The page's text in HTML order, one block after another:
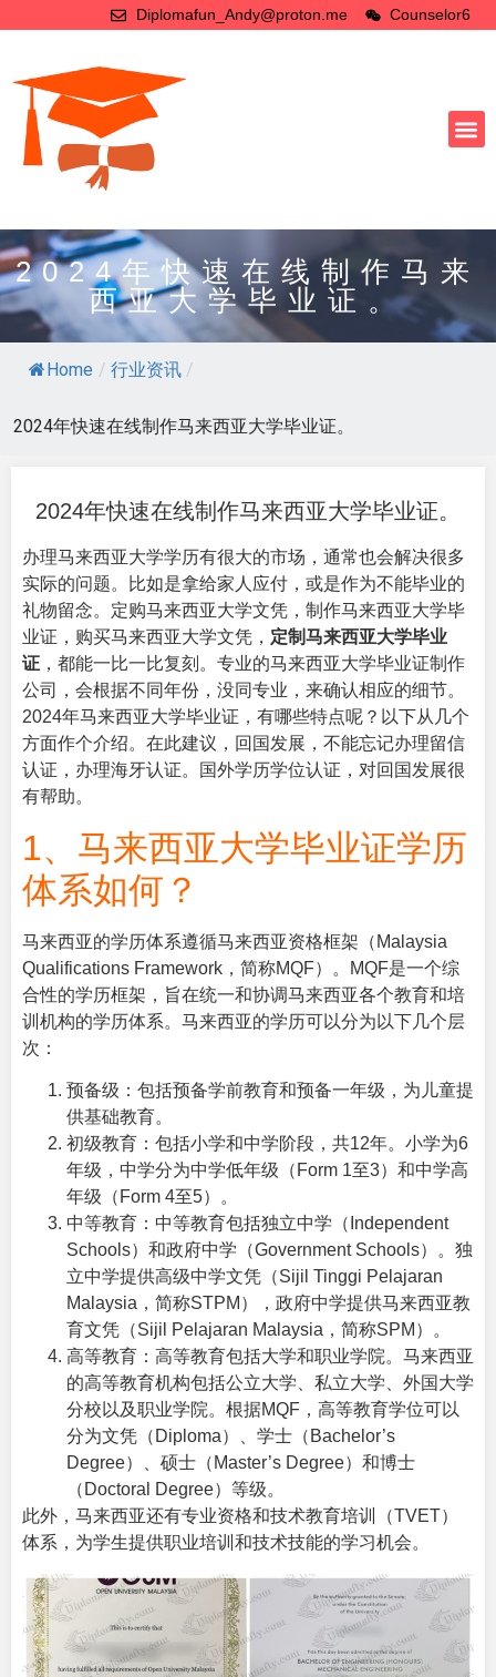
Diplomafun_Andy@proton.me Counselor6
2024年快速在线制作马来
西亚大学毕业证。
Home / 行业资讯 /
2024年快速在线制作马来西亚大学毕业证。
2024年快速在线制作马来西亚大学毕业证。
办理马来西亚大学学历有很大的市场，通常也会解决很多
实际的问题。比如是拿给家人应付，或是作为不能毕业的
礼物留念。定购马来西亚大学文凭，制作马来西亚大学毕
业证，购买马来西亚大学文凭， 定制马来西亚大学毕业
证 ，都能一比一比复刻。专业的马来西亚大学毕业证制作
公司，会根据不同年份，没同专业，来确认相应的细节。
2024年马来西亚大学毕业证，有哪些特点呢？以下从几个
方面作个介绍。在此建议，回国发展，不能忘记办理留信
认证，办理海牙认证。国外学历学位认证，对回国发展很
有帮助。
1、马来西亚大学毕业证学历
体系如何？
马来西亚的学历体系遵循马来西亚资格框架（Malaysia
Qualifications Framework，简称MQF）。MQF是一个综
合性的学历框架，旨在统一和协调马来西亚各个教育和培
训机构的学历体系。马来西亚的学历可以分为以下几个层
次：
预备级：包括预备学前教育和预备一年级，为儿童提
供基础教育。
初级教育：包括小学和中学阶段，共12年。小学为6
年级，中学分为中学低年级（Form 1至3）和中学高
年级（Form 4至5）。
中等教育：中等教育包括独立中学（Independent
Schools）和政府中学（Government Schools）。独
立中学提供高级中学文凭（Sijil Tinggi Pelajaran
Malaysia，简称STPM），政府中学提供马来西亚教
育文凭（Sijil Pelajaran Malaysia，简称SPM）。
高等教育：高等教育包括大学和职业学院。马来西亚
的高等教育机构包括公立大学、私立大学、外国大学
分校以及职业学院。根据MQF，高等教育学位可以
分为文凭（Diploma）、学士（Bachelor’s
Degree）、硕士（Master’s Degree）和博士
（Doctoral Degree）等级。
此外，马来西亚还有专业资格和技术教育培训（TVET）
体系，为学生提供职业培训和技术技能的学习机会。